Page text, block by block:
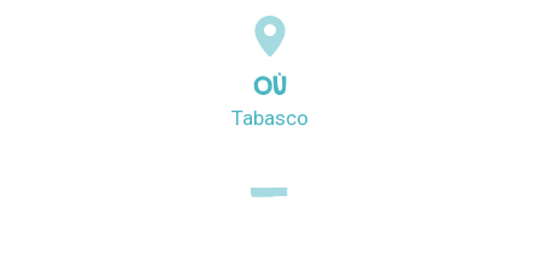
OÙ
Tabasco